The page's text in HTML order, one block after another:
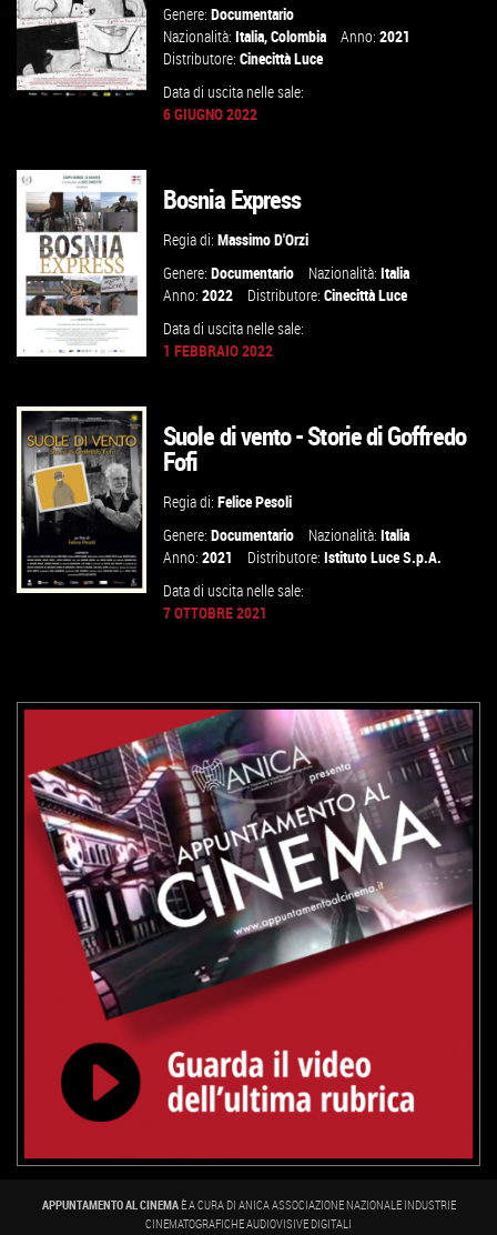
GUARDA IL TRAILER
VAI ALLA SCHEDA
Genere:Documentario
Nazionalità:Italia,Colombia Anno:2021
Distributore:Cinecittà Luce
Data di uscita nelle sale:
6 GIUGNO 2022
GUARDA IL TRAILER
VAI ALLA SCHEDA
Bosnia Express
Regia di:Massimo D'Orzi
Genere:Documentario Nazionalità:Italia
Anno:2022 Distributore:Cinecittà Luce
Data di uscita nelle sale:
1 FEBBRAIO 2022
Suole di vento - Storie di Goffredo
Fofi
Regia di:Felice Pesoli
Genere:Documentario Nazionalità:Italia
Anno:2021 Distributore:Istituto Luce S.p.A.
Data di uscita nelle sale:
7 OTTOBRE 2021
APPUNTAMENTO AL CINEMAÈ A CURA DI ANICA ASSOCIAZIONE NAZIONALE INDUSTRIE
CINEMATOGRAFICHE AUDIOVISIVE DIGITALI